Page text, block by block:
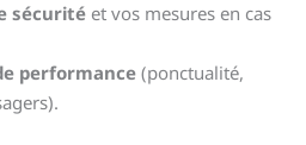
sécurité et vos mesures en cas
performance(ponctualité,